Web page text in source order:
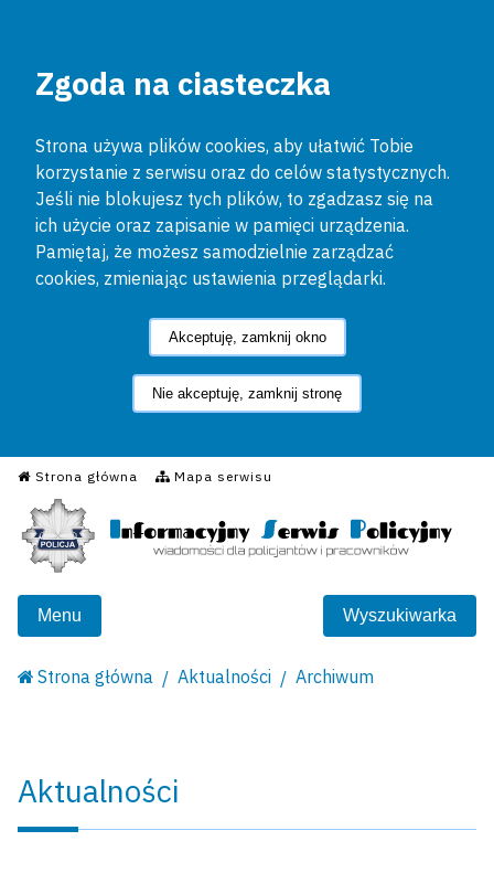
Zgoda na ciasteczka
Strona używa plików cookies, aby ułatwić Tobie
korzystanie z serwisu oraz do celów statystycznych.
Jeśli nie blokujesz tych plików, to zgadzasz się na
ich użycie oraz zapisanie w pamięci urządzenia.
Pamiętaj, że możesz samodzielnie zarządzać
cookies, zmieniając ustawienia przeglądarki.
Akceptuję, zamknij okno
Nie akceptuję, zamknij stronę
Strona główna Mapa serwisu
Informacyjny Serwis
Menu Wyszukiwarka
Strona główna Aktualności Archiwum
Aktualności